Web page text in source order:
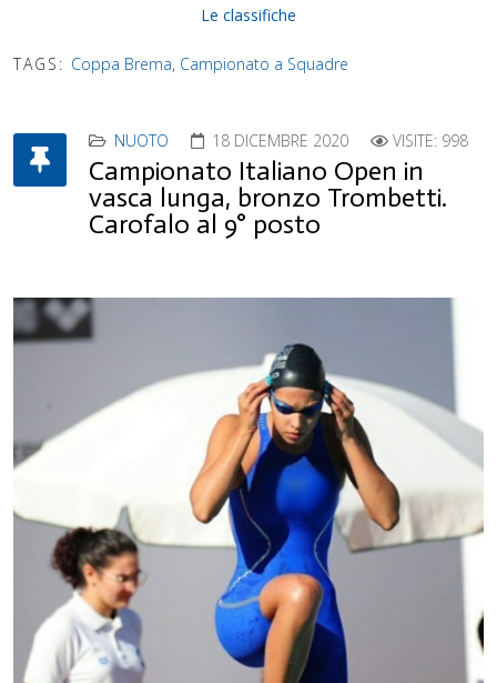
Le classifiche
TAGS: Coppa Brema, Campionato a Squadre
NUOTO 18 DICEMBRE 2020 VISITE: 998
Campionato Italiano Open in
vasca lunga, bronzo Trombetti.
Carofalo al 9° posto